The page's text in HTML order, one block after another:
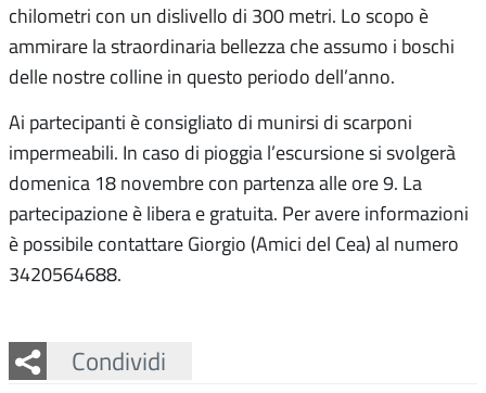
chilometri con un dislivello di 300 metri. Lo scopo è
ammirare la straordinaria bellezza che assumo i boschi
delle nostre colline in questo periodo dell’anno.
Ai partecipanti è consigliato di munirsi di scarponi
impermeabili. In caso di pioggia l’escursione si svolgerà
domenica 18 novembre con partenza alle ore 9. La
partecipazione è libera e gratuita. Per avere informazioni
è possibile contattare Giorgio (Amici del Cea) al numero
3420564688.
Condividi
Facebook
Twitter
Whatsapp